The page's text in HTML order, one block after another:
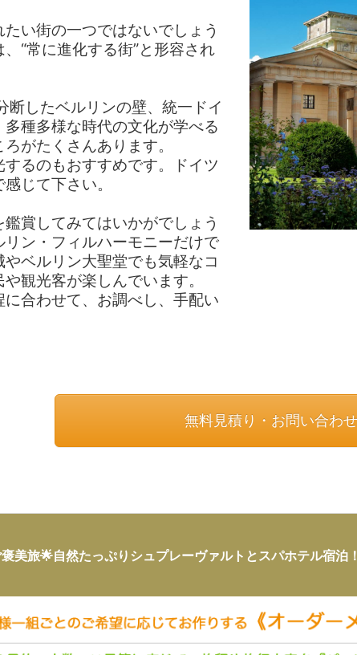
い街の一つではないでしょう
“常に進化する街”と形容され
したベルリンの壁、統一ドイ
種多様な時代の文化が学べる
がたくさんあります。
るのもおすすめです。ドイツ
じて下さい。
賞してみてはいかがでしょう
ン・フィルハーモニーだけで
ベルリン大聖堂でも気軽なコ
観光客が楽しんでいます。
合わせて、お調べし、手配い
無料見積り・お問い合わせ
褒美旅🌟自然たっぷりシュプレーヴァルトとスパホテル宿泊